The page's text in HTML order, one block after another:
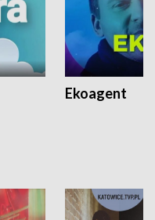
Ekoagent